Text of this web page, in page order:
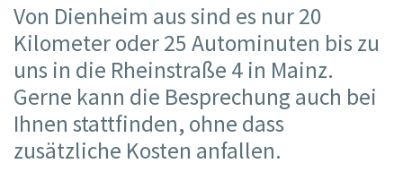
Von Dienheim aus sind es nur 20
Kilometer oder 25 Autominuten bis zu
uns in die Rheinstraße 4 in Mainz.
Gerne kann die Besprechung auch bei
Ihnen stattfinden, ohne dass
zusätzliche Kosten anfallen.